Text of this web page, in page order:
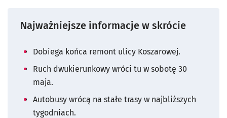
Najważniejsze informacje w skrócie
Dobiega końca remont ulicy Koszarowej.
Ruch dwukierunkowy wróci tu w sobotę 30
maja.
Autobusy wrócą na stałe trasy w najbliższych
tygodniach.